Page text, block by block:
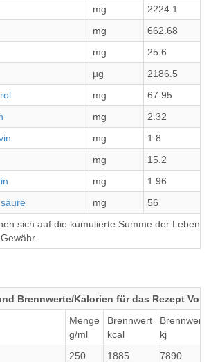
mg
2224.1
mg
662.68
mg
25.6
µg
2186.5
mg
67.95
mg
2.32
mg
1.8
mg
15.2
mg
1.96
mg
56
sich auf die kumulierte Summe der
Brennwerte/Kalorien für das Rezept
Menge
g/ml
Brennwert
kcal
Brennwert
kj
250 1885
7890